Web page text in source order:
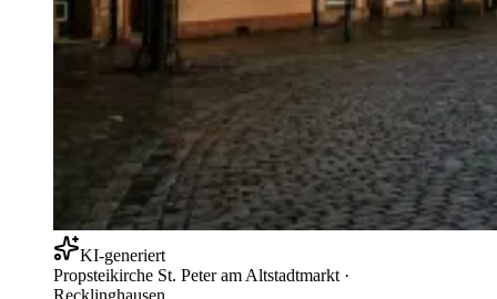
KI-generiert
Propsteikirche St. Peter am Altstadtmarkt ·
Recklinghausen